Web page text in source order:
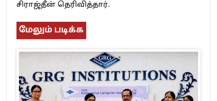
சிராஜ்தீன் தெரிவித்தார்.
மேலும் படிக்க